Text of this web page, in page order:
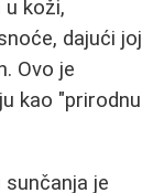
koži,
dajući joj
Ovo je
kao "prirodnu
je